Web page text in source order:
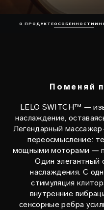
О ПРОДУКТЕОСОБЕННОСТИ
Поменяй
LELO SWITCH™ —
наслаждение,
Легендарный
переосмысление:
мощными моторами —
Один элегантный
наслаждения. С
стимуляция
внутренние
сенсорные ребра